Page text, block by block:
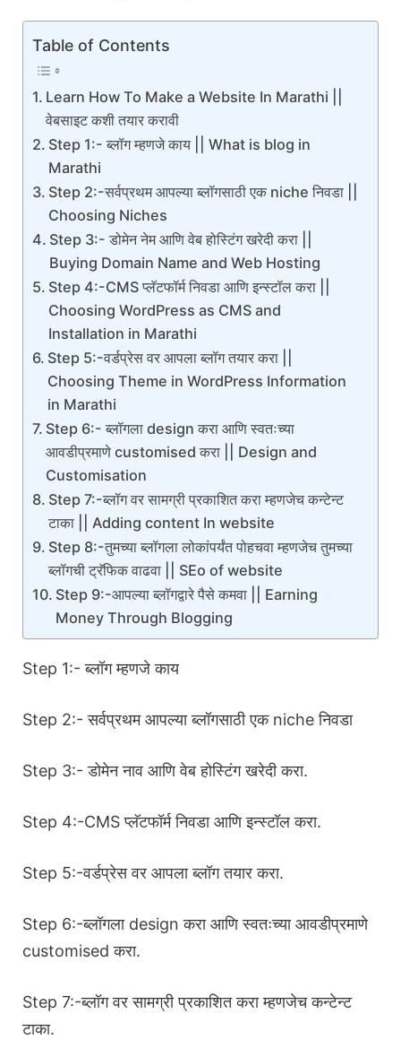
Table of Contents
Learn How To Make a Website In Marathi ||
वेबसाइट कशी तयार करावी
Step 1:- ब्लॉग म्हणजे काय || What is blog in
Marathi
Step 2:-सर्वप्रथम आपल्या ब्लॉगसाठी एक niche निवडा ||
Choosing Niches
Step 3:- डोमेन नेम आणि वेब होस्टिंग खरेदी करा ||
Buying Domain Name and Web Hosting
Step 4:-CMS प्लॅटफॉर्म निवडा आणि इन्स्टॉल करा ||
Choosing WordPress as CMS and
Installation in Marathi
Step 5:-वर्डप्रेस वर आपला ब्लॉग तयार करा ||
Choosing Theme in WordPress Information
in Marathi
Step 6:- ब्लॉगला design करा आणि स्वतःच्या
आवडीप्रमाणे customised करा || Design and
Customisation
Step 7:-ब्लॉग वर सामग्री प्रकाशित करा म्हणजेच कन्टेन्ट
टाका || Adding content In website
Step 8:-तुमच्या ब्लॉगला लोकांपर्यंत पोहचवा म्हणजेच तुमच्या
ब्लॉगची ट्रॅफिक वाढवा || SEo of website
Step 9:-आपल्या ब्लॉगद्वारे पैसे कमवा || Earning
Money Through Blogging
Step 1:- ब्लॉग म्हणजे काय
Step 2:- सर्वप्रथम आपल्या ब्लॉगसाठी एक niche निवडा
Step 3:- डोमेन नाव आणि वेब होस्टिंग खरेदी करा.
Step 4:-CMS प्लॅटफॉर्म निवडा आणि इन्स्टॉल करा.
Step 5:-वर्डप्रेस वर आपला ब्लॉग तयार करा.
Step 6:-ब्लॉगला design करा आणि स्वतःच्या आवडीप्रमाणे
customised करा.
Step 7:-ब्लॉग वर सामग्री प्रकाशित करा म्हणजेच कन्टेन्ट
टाका.